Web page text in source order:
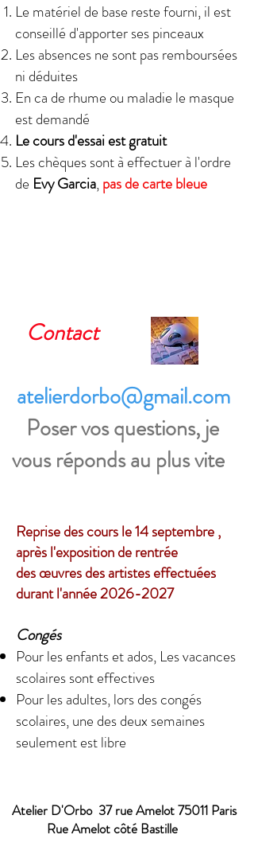
Le matériel de base reste fourni, il est
conseillé d'apporter ses pinceaux
Les absences ne sont pas remboursées
ni déduites
En ca de rhume ou maladie le masque
est demandé
Le cours d'essai est gratuit
Les chèques sont à effectuer à l'ordre
de Evy Garcia,pas de carte bleue
Contact
atelierdorbo@gmail.com
Poser vos questions, je
vous réponds au plus vite
Reprise des cours le 14 septembre ,
après l'exposition de rentrée
des œuvres des artistes effectuées
durant l'année2026-2027
Congés
Pour les enfants et ados, Les vacances
scolaires sont effectives
Pour les adultes, lors des congés
scolaires, une des deux semaines
seulement est libre
Atelier D'Orbo 37 rue Amelot 75011 Paris
Rue Amelot côté Bastille